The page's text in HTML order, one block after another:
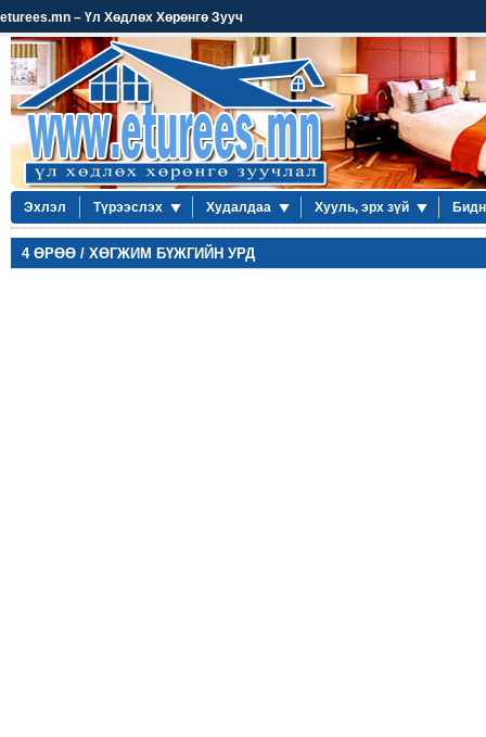
eturees.mn – Үл Хөдлөх Хөрөнгө Зууч
Эхлэл Түрээслэх Худалдаа Хууль, эрх зүй
4 ӨРӨӨ / ХӨГЖИМ БҮЖГИЙН УРД